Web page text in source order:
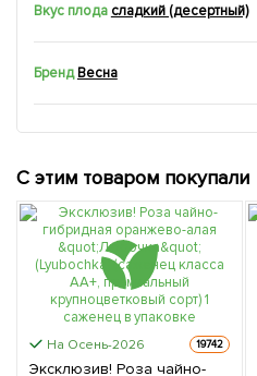
Вкус плода сладкий (десертный)
Бренд Весна
С этим товаром покупали
На Осень-2026 19742
Эксклюзив! Роза чайно-